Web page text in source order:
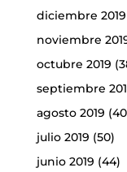
diciembre 2019
noviembre
octubre 2019
septiembre
agosto 2019
julio 2019 (50)
junio 2019 (44)